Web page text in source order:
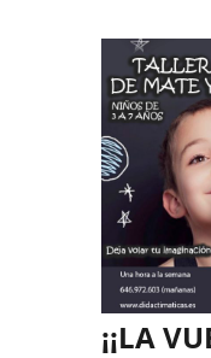
¡¡LA